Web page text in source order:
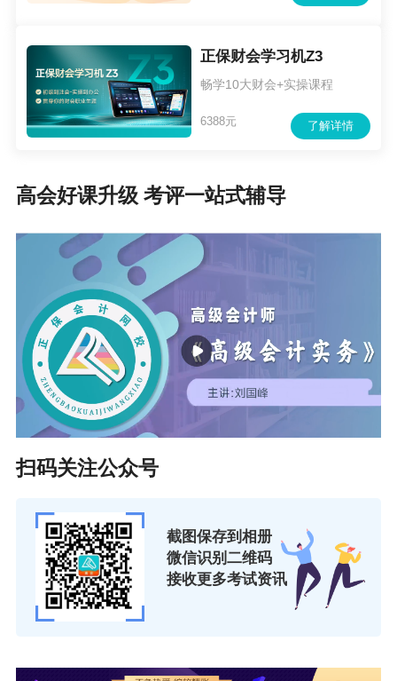
每点用1-2句话简明表达；
结束时明确说“回答完毕”。
高会评审材料撰写技巧：聚焦核心板块，突出不可替代
高会评审材料细节把控：如何让材料看起来“专业又严
谨”？
正保财会学习机Z3
畅学10大财会+实操课程
了解详情
6388元
高会好课升级 考评一站式辅导
扫码关注公众号
截图保存到相册
微信识别二维码
接收更多考试资讯